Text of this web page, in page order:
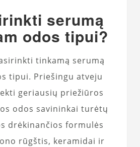
serumą
odos tipui?
tinkamą serumą
tipui. Priešingu atveju
geriausių priežiūros
odos savininkai turėtų
drėkinančios formulės
rūgštis, keramidai ir